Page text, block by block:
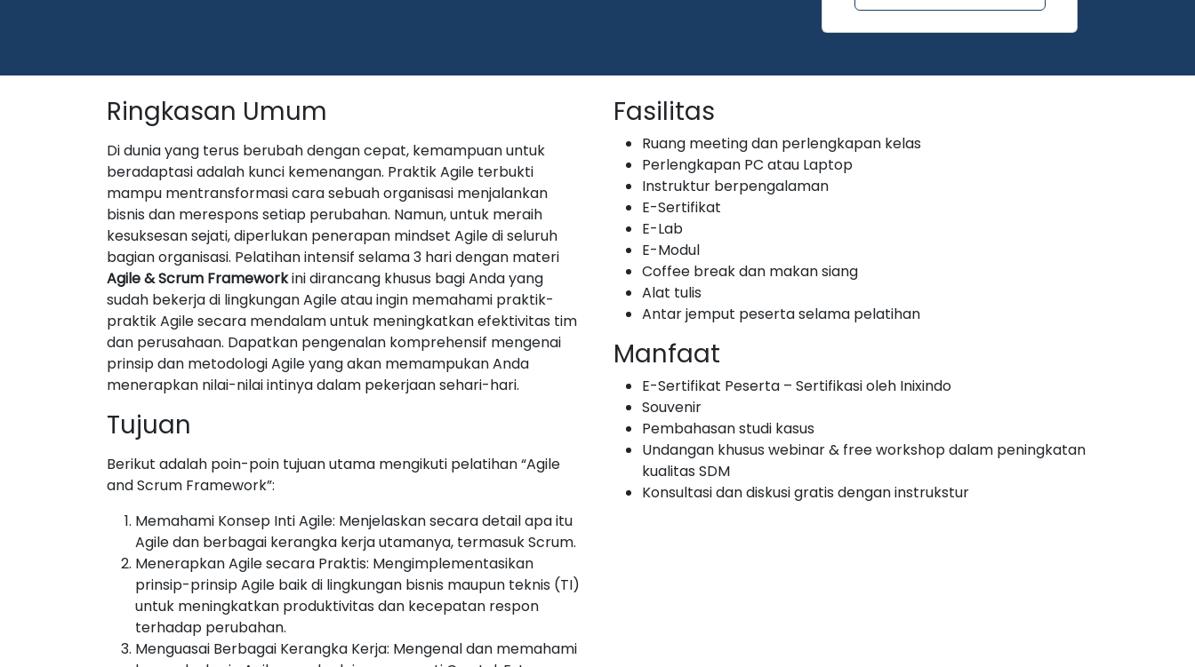
Ringkasan Umum
Di dunia yang terus berubah dengan cepat, kemampuan untuk
beradaptasi adalah kunci kemenangan. Praktik Agile terbukti
mampu mentransformasi cara sebuah organisasi menjalankan
bisnis dan merespons setiap perubahan. Namun, untuk meraih
kesuksesan sejati, diperlukan penerapan mindset Agile di seluruh
bagian organisasi. Pelatihan intensif selama 3 hari dengan materi
Agile & Scrum Frameworkini dirancang khusus bagi Anda yang
sudah bekerja di lingkungan Agile atau ingin memahami praktik-
praktik Agile secara mendalam untuk meningkatkan efektivitas tim
dan perusahaan. Dapatkan pengenalan komprehensif mengenai
prinsip dan metodologi Agile yang akan memampukan Anda
menerapkan nilai-nilai intinya dalam pekerjaan sehari-hari.
Tujuan
Berikut adalah poin-poin tujuan utama mengikuti pelatihan “Agile
and Scrum Framework”:
Memahami Konsep Inti Agile: Menjelaskan secara detail apa itu
Agile dan berbagai kerangka kerja utamanya, termasuk Scrum.
Menerapkan Agile secara Praktis: Mengimplementasikan
prinsip-prinsip Agile baik di lingkungan bisnis maupun teknis (TI)
untuk meningkatkan produktivitas dan kecepatan respon
terhadap perubahan.
Menguasai Berbagai Kerangka Kerja: Mengenal dan memahami
Fasilitas
Ruang meeting dan perlengkapan kelas
Perlengkapan PC atau Laptop
Instruktur berpengalaman
E-Sertifikat
E-Lab
E-Modul
Coffee break dan makan siang
Alat tulis
Antar jemput peserta selama pelatihan
Manfaat
E-Sertifikat Peserta – Sertifikasi oleh Inixindo
Souvenir
Pembahasan studi kasus
Undangan khusus webinar & free workshop dalam peningkatan
kualitas SDM
Konsultasi dan diskusi gratis dengan instrukstur